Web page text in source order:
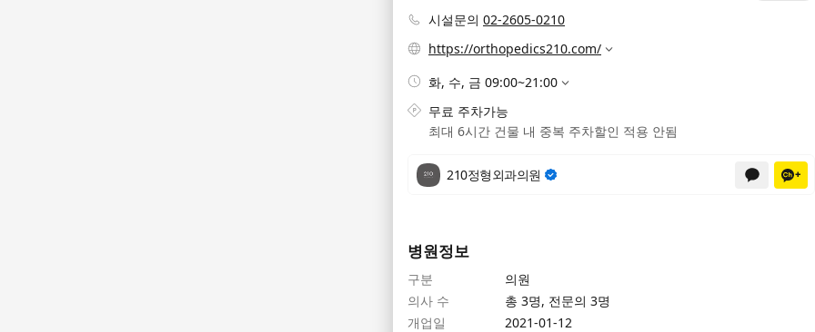
시설문의 02-2605-0210
https://orthopedics210.com/
화, 수, 금 09:00~21:00
무료 주차가능
최대 6시간 건물 내 중복 주차할인 적용 안됨
210정형외과의원 채팅상담
병원정보
구분
의원
의사 수
총 3명, 전문의 3명
개업일
2021-01-12